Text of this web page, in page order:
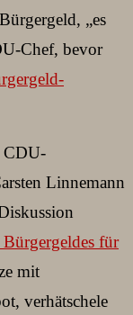
„es
Chef, bevor
CDU-
Linnemann
für
mit
verhätschele